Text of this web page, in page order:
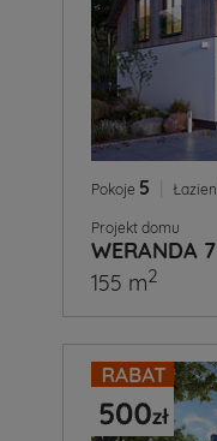
Pokoje 5
Projekt domu
WERANDA 7
155 m2